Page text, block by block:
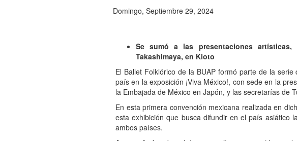
Domingo, Septiembre 29, 2024
Se sumó a las presentaciones artísticas,
Takashimaya, en Kioto
El Ballet Folklórico de la BUAP formó parte de la
país en la exposición ¡Viva México!, con sede en la
la Embajada de México en Japón, y las secretarías de
En esta primera convención mexicana realizada en
esta exhibición que busca difundir en el país asiático
ambos países.